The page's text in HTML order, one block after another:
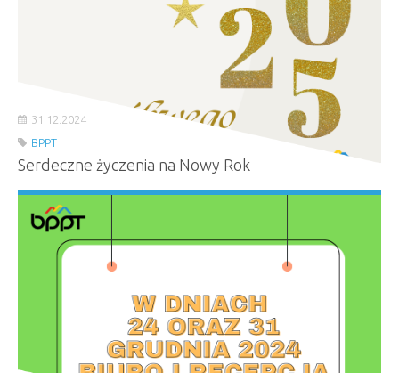
31.12.2024
BPPT
Serdeczne życzenia na Nowy Rok